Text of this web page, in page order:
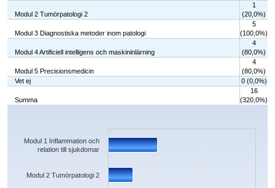
Modul 2 Tumörpatologi 2
1
(20,0%)
Modul 3 Diagnostiska metoder inom patologi
5
(100,0%)
Modul 4 Artificiell intelligens och maskininlärning
4
(80,0%)
Modul 5 Precisionsmedicin
4
(80,0%)
Vet ej
0 (0,0%)
Summa
16
(320,0%)
Chart
The chart has 1 X axis displaying categories.
The chart has 1 Y axis displaying values. Data ranges from 0 to 5.
Modul 2 Tumörpatologi 2
Modul 1 Inflammation och
relation till sjukdomar